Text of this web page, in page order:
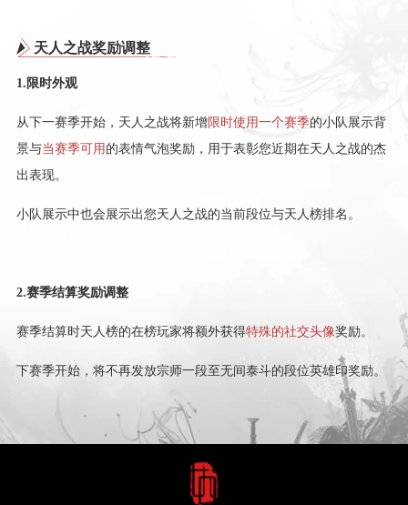
天人之战奖励调整
1.限时外观
从下一赛季开始，天人之战将新增限时使用一个赛季的小队展示背
景与当赛季可用的表情气泡奖励，用于表彰您近期在天人之战的杰
出表现。
小队展示中也会展示出您天人之战的当前段位与天人榜排名。
2.赛季结算奖励调整
赛季结算时天人榜的在榜玩家将额外获得特殊的社交头像奖励。
下赛季开始，将不再发放宗师一段至无间泰斗的段位英雄印奖励。